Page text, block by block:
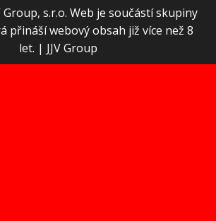
s.r.o. Web je součástí skupiny
přináší webový obsah již více než 8
let. | JJV Group